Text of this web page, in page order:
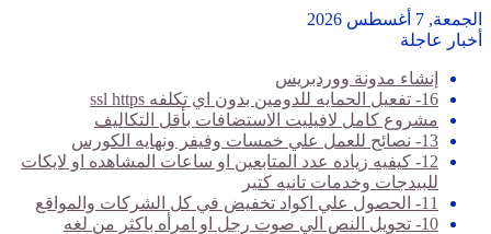
الجمعة, 7 أغسطس 2026
أخبار عاجلة
إنشاء مدونة ووردبريس
16- تفعيل الحمايه للدومين بدون اي تكلفه ssl https
مشروع كامل لافيليت الاستضافات بأقل التكاليف
13- نصائح للعمل علي خمسات وفيفر ونهايه الكورس
12- كيفيه زياده عدد المتابعين او ساعات المشاهده او لايكات
للبيدجات وخدمات تانيه كتير
11- الحصول علي اكواد تخفيض في كل الشركات والمواقع
10- تحويل النص الي صوت رجل او امرأه باكثر من لغه